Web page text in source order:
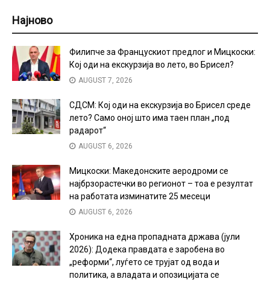
Најново
Филипче за Францускиот предлог и Мицкоски:
Кој оди на екскурзија во лето, во Брисел?
AUGUST 7, 2026
СДСМ: Кој оди на екскурзија во Брисел среде
лето? Само оној што има таен план „под
радарот“
AUGUST 6, 2026
Мицкоски: Македонските аеродроми се
најбрзорастечки во регионот – тоа е резултат
на работата изминатите 25 месеци
AUGUST 6, 2026
Хроника на една пропадната држава (јули
2026): Додека правдата е заробена во
„реформи“, луѓето се трујат од вода и
политика, а владата и опозицијата се